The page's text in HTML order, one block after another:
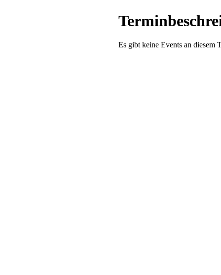
Es gibt keine Events an diesem